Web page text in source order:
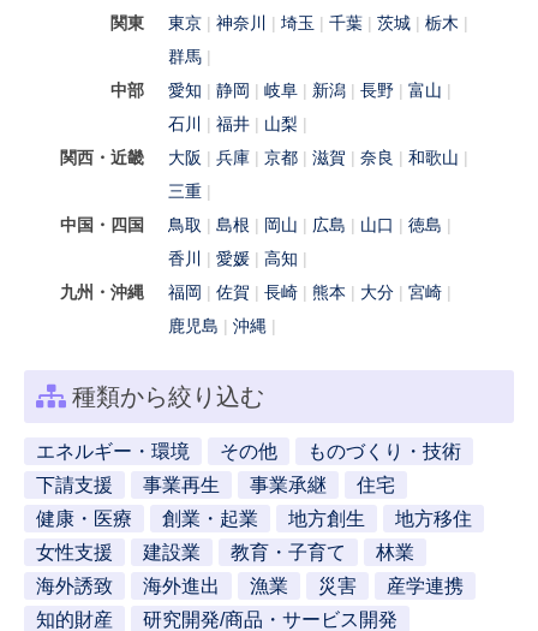
関東
東京 神奈川 埼玉 千葉 茨城
栃木
群馬
中部
愛知 静岡 岐阜 新潟 長野
富山
石川
福井
山梨
関西・近畿
大阪 兵庫 京都 滋賀 奈良
和歌山
三重
中国・四国
鳥取 島根 岡山 広島 山口
徳島
香川
愛媛
高知
九州・沖縄
福岡 佐賀 長崎 熊本 大分
宮崎
鹿児島
沖縄
種類から絞り込む
エネルギー・環境 その他
ものづくり・技術
下請支援
事業再生 事業承継
住宅
健康・医療
創業・起業 地方創生
地方移住
女性支援
建設業 教育・子育て
林業
海外誘致
海外進出 漁業 災害
産学連携
知的財産
研究開発/商品・サービス開発